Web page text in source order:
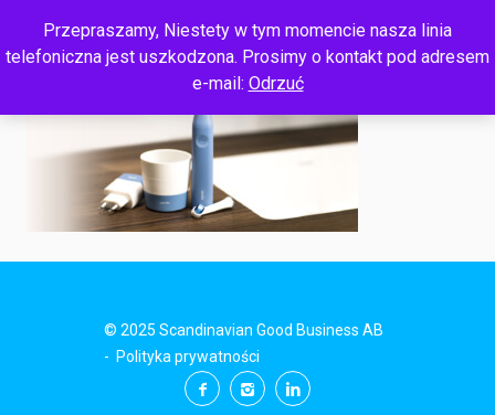
© 2025 Scandinavian Good Business AB
- Polityka prywatności
Przepraszamy, Niestety w tym momencie nasza linia
telefoniczna jest uszkodzona. Prosimy o kontakt pod adresem
e-mail: Odrzuć